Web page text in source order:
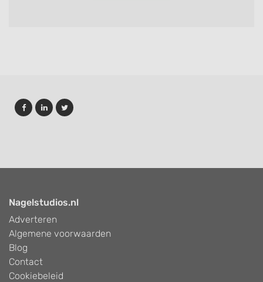
Nagelstudios.nl
Adverteren
Algemene voorwaarden
Blog
Contact
Cookiebeleid